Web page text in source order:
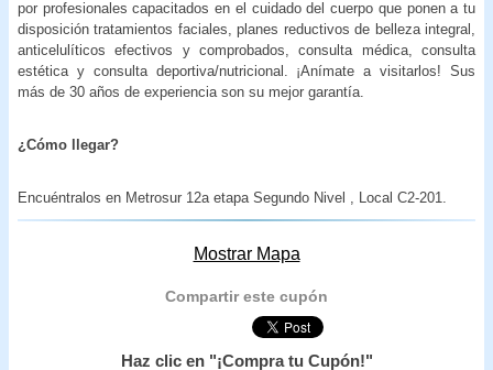
por profesionales capacitados en el cuidado del cuerpo que ponen a tu
disposición tratamientos faciales, planes reductivos de belleza integral,
anticelulíticos efectivos y comprobados, consulta médica, consulta
estética y consulta deportiva/nutricional. ¡Anímate a visitarlos! Sus
más de 30 años de experiencia son su mejor garantía.
¿Cómo llegar?
Encuéntralos en Metrosur 12a etapa Segundo Nivel , Local C2-201.
Mostrar Mapa
Compartir este cupón
Haz clic en "¡Compra tu Cupón!"